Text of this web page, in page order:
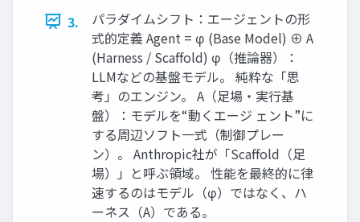
3.
パラダイムシフト：エージェントの形
式的定義 Agent = φ (Base Model) ⊕ A
(Harness / Scaffold) φ（推論器）：
LLMなどの基盤モデル。 純粋な「思
考」のエンジン。 A（足場・実行基
盤）：モデルを“動くエージ ェント”に
する周辺ソフト一式（制御プレー
ン）。 Anthropic社が「Scaffold（足
場）」と呼ぶ領域。 性能を最終的に律
速するのはモデル（φ）ではなく、ハ
ーネス（A）である。